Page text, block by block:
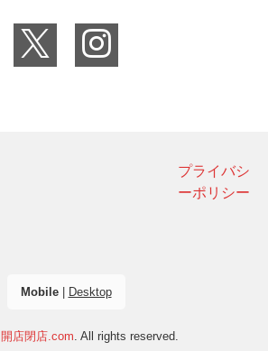
プライバシ
ーポリシー
Mobile| Desktop
開店閉店.com . All rights reserved.